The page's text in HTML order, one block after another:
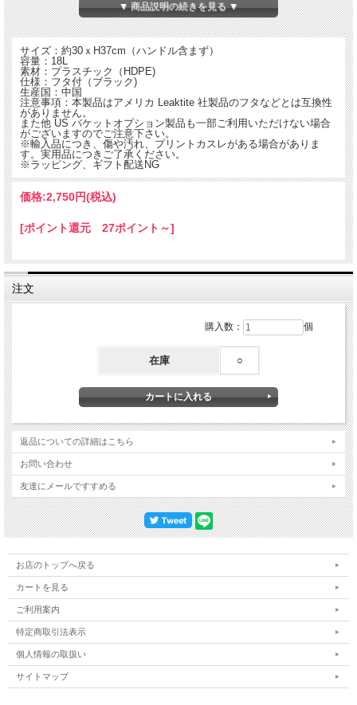
ツ。
▼ 商品説明の続きを見る ▼
サイズ：約30ｘH37cm（ハンドル含まず）
容量：18L
素材：プラスチック（HDPE)
仕様：フタ付（ブラック)
生産国：中国
注意事項：本製品はアメリカ Leaktite 社製品のフタなどとは互換性
がありません。
また他 US バケットオプション製品も一部ご利用いただけない場合
がございますのでご注意下さい。
※輸入品につき、傷や汚れ、プリントカスレがある場合がありま
す。実用品につきご了承ください。
※ラッピング、ギフト配送NG
価格:2,750円(税込)
[ポイント還元 27ポイント～]
注文
購入数： 個
在庫 ○
返品についての詳細はこちら
お問い合わせ
友達にメールですすめる
お店のトップへ戻る
カートを見る
ご利用案内
特定商取引法表示
個人情報の取扱い
サイトマップ